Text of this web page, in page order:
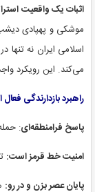
اثبات یک واقعیت
موشکی و پهپادی
اسلامی ایران نه تنها
می‌کند. این رویکرد
راهبرد بازدارندگی فعال
پاسخ فرامنطقه‌ای:
امنیت خط قرمز است:
پایان عصر بزن و در رو: